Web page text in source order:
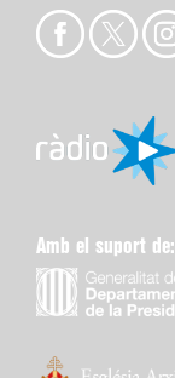
Amb el suport de: